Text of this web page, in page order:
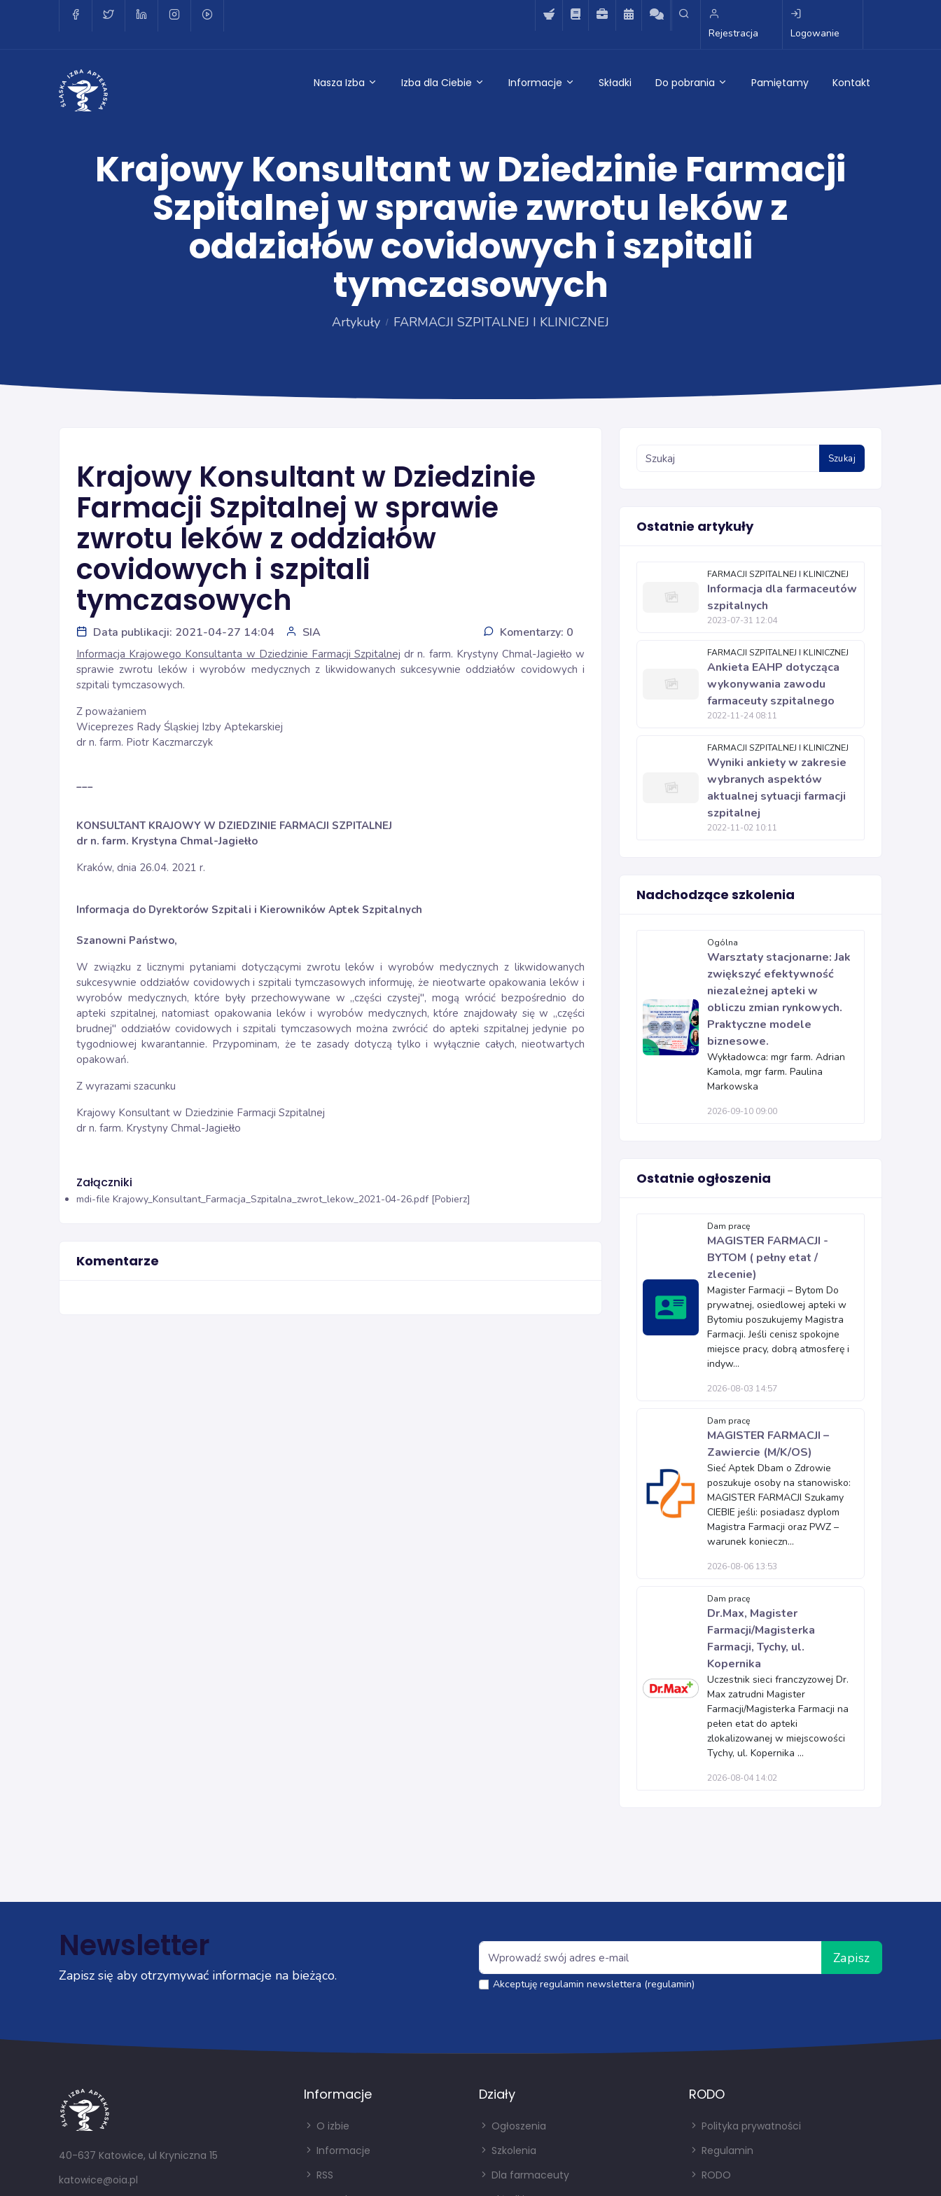
Rejestracja Logowanie
Nasza Izba Izba dla Ciebie Informacje Składki Do pobrania Pamiętamy Kontakt
Krajowy Konsultant w Dziedzinie Farmacji
Szpitalnej w sprawie zwrotu leków z
oddziałów covidowych i szpitali
tymczasowych
Artykuły FARMACJI SZPITALNEJ I KLINICZNEJ
Krajowy Konsultant w Dziedzinie
Farmacji Szpitalnej w sprawie
zwrotu leków z oddziałów
covidowych i szpitali
tymczasowych
Data publikacji: 2021-04-27 14:04 SIA Komentarzy: 0
Informacja Krajowego Konsultanta w Dziedzinie Farmacji Szpitalnej dr n. farm. Krystyny Chmal-Jagiełło w
sprawie zwrotu leków i wyrobów medycznych z likwidowanych sukcesywnie oddziałów covidowych i
szpitali tymczasowych.
Z poważaniem
Wiceprezes Rady Śląskiej Izby Aptekarskiej
dr n. farm. Piotr Kaczmarczyk
___
KONSULTANT KRAJOWY W DZIEDZINIE FARMACJI SZPITALNEJ
dr n. farm. Krystyna Chmal-Jagiełło
Kraków, dnia 26.04. 2021 r.
Informacja do Dyrektorów Szpitali i Kierowników Aptek Szpitalnych
Szanowni Państwo,
W związku z licznymi pytaniami dotyczącymi zwrotu leków i wyrobów medycznych z likwidowanych
sukcesywnie oddziałów covidowych i szpitali tymczasowych informuję, że nieotwarte opakowania leków i
wyrobów medycznych, które były przechowywane w „części czystej", mogą wrócić bezpośrednio do
apteki szpitalnej, natomiast opakowania leków i wyrobów medycznych, które znajdowały się w „części
brudnej" oddziałów covidowych i szpitali tymczasowych można zwrócić do apteki szpitalnej jedynie po
tygodniowej kwarantannie. Przypominam, że te zasady dotyczą tylko i wyłącznie całych, nieotwartych
opakowań.
Z wyrazami szacunku
Krajowy Konsultant w Dziedzinie Farmacji Szpitalnej
dr n. farm. Krystyny Chmal-Jagiełło
Załączniki
mdi-file Krajowy_Konsultant_Farmacja_Szpitalna_zwrot_lekow_2021-04-26.pdf [Pobierz]
Komentarze
Szukaj
Ostatnie artykuły
FARMACJI SZPITALNEJ I KLINICZNEJ
Informacja dla farmaceutów
szpitalnych
2023-07-31 12:04
FARMACJI SZPITALNEJ I KLINICZNEJ
Ankieta EAHP dotycząca
wykonywania zawodu
farmaceuty szpitalnego
2022-11-24 08:11
FARMACJI SZPITALNEJ I KLINICZNEJ
Wyniki ankiety w zakresie
wybranych aspektów
aktualnej sytuacji farmacji
szpitalnej
2022-11-02 10:11
Nadchodzące szkolenia
Ogólna
Warsztaty stacjonarne: Jak
zwiększyć efektywność
niezależnej apteki w
obliczu zmian rynkowych.
Praktyczne modele
biznesowe.
Wykładowca: mgr farm. Adrian
Kamola, mgr farm. Paulina
Markowska
2026-09-10 09:00
Ostatnie ogłoszenia
Dam pracę
MAGISTER FARMACJI -
BYTOM ( pełny etat /
zlecenie)
Magister Farmacji – Bytom Do
prywatnej, osiedlowej apteki w
Bytomiu poszukujemy Magistra
Farmacji. Jeśli cenisz spokojne
miejsce pracy, dobrą atmosferę i
indyw...
2026-08-03 14:57
Dam pracę
MAGISTER FARMACJI –
Zawiercie (M/K/OS)
Sieć Aptek Dbam o Zdrowie
poszukuje osoby na stanowisko:
MAGISTER FARMACJI Szukamy
CIEBIE jeśli: posiadasz dyplom
Magistra Farmacji oraz PWZ –
warunek konieczn...
2026-08-06 13:53
Dam pracę
Dr.Max, Magister
Farmacji/Magisterka
Farmacji, Tychy, ul.
Kopernika
Uczestnik sieci franczyzowej Dr.
Max zatrudni Magister
Farmacji/Magisterka Farmacji na
pełen etat do apteki
zlokalizowanej w miejscowości
Tychy, ul. Kopernika ...
2026-08-04 14:02
Newsletter
Zapisz się aby otrzymywać informacje na bieżąco.
Zapisz
Akceptuję regulamin newslettera (regulamin)
40-637 Katowice, ul Kryniczna 15
katowice@oia.pl
Informacje
O izbie
Informacje
RSS
Działy
Ogłoszenia
Szkolenia
Dla farmaceuty
RODO
Polityka prywatności
Regulamin
RODO